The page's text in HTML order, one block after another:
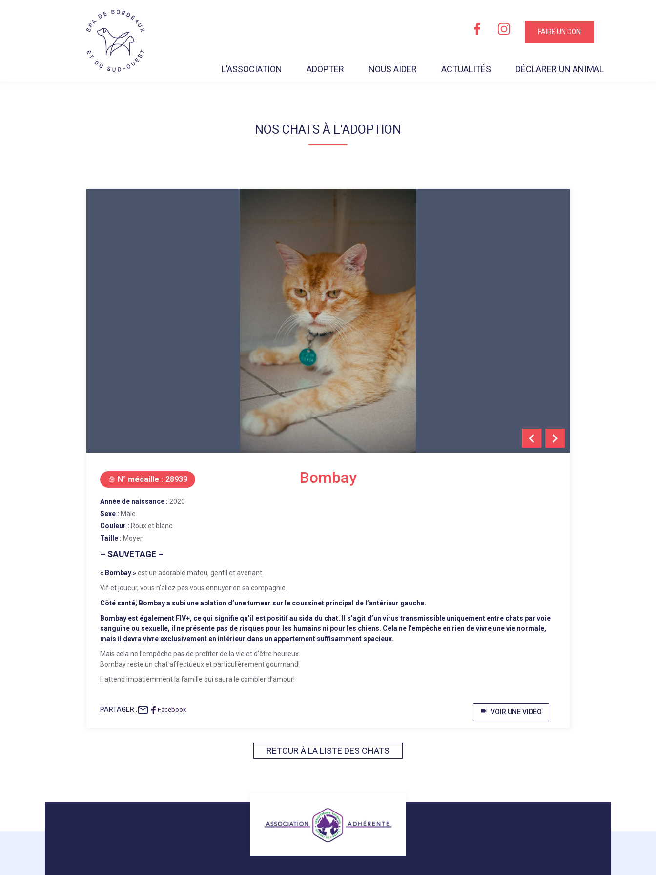
FAIRE UN DON
L’ASSOCIATION ADOPTER NOUS AIDER ACTUALITÉS DÉCLARER UN ANIMAL
NOS CHATS À L'ADOPTION
chevron_left chevron_right
Bombay
fingerprint N° médaille : 28939
Année de naissance : 2020
Sexe : Mâle
Couleur : Roux et blanc
Taille : Moyen
– SAUVETAGE –
« Bombay »est un adorable matou, gentil et avenant.
Vif et joueur, vous n’allez pas vous ennuyer en sa compagnie.
Côté santé, Bombay a subi une ablation d’une tumeur sur le coussinet principal de l’antérieur gauche.
Bombay est également FIV+, ce qui signifie qu’il est positif au sida du chat. Il s’agit d’un virus transmissible uniquement entre chats par voie
sanguine ou sexuelle, il ne présente pas de risques pour les humains ni pour les chiens. Cela ne l’empêche en rien de vivre une vie normale,
mais il devra vivre exclusivement en intérieur dans un appartement suffisamment spacieux.
Mais cela ne l’empêche pas de profiter de la vie et d’être heureux.
Bombay reste un chat affectueux et particulièrement gourmand!
Il attend impatiemment la famille qui saura le combler d’amour!
PARTAGER :mail_outline Facebook videocam VOIR UNE VIDÉO
RETOUR À LA LISTE DES CHATS